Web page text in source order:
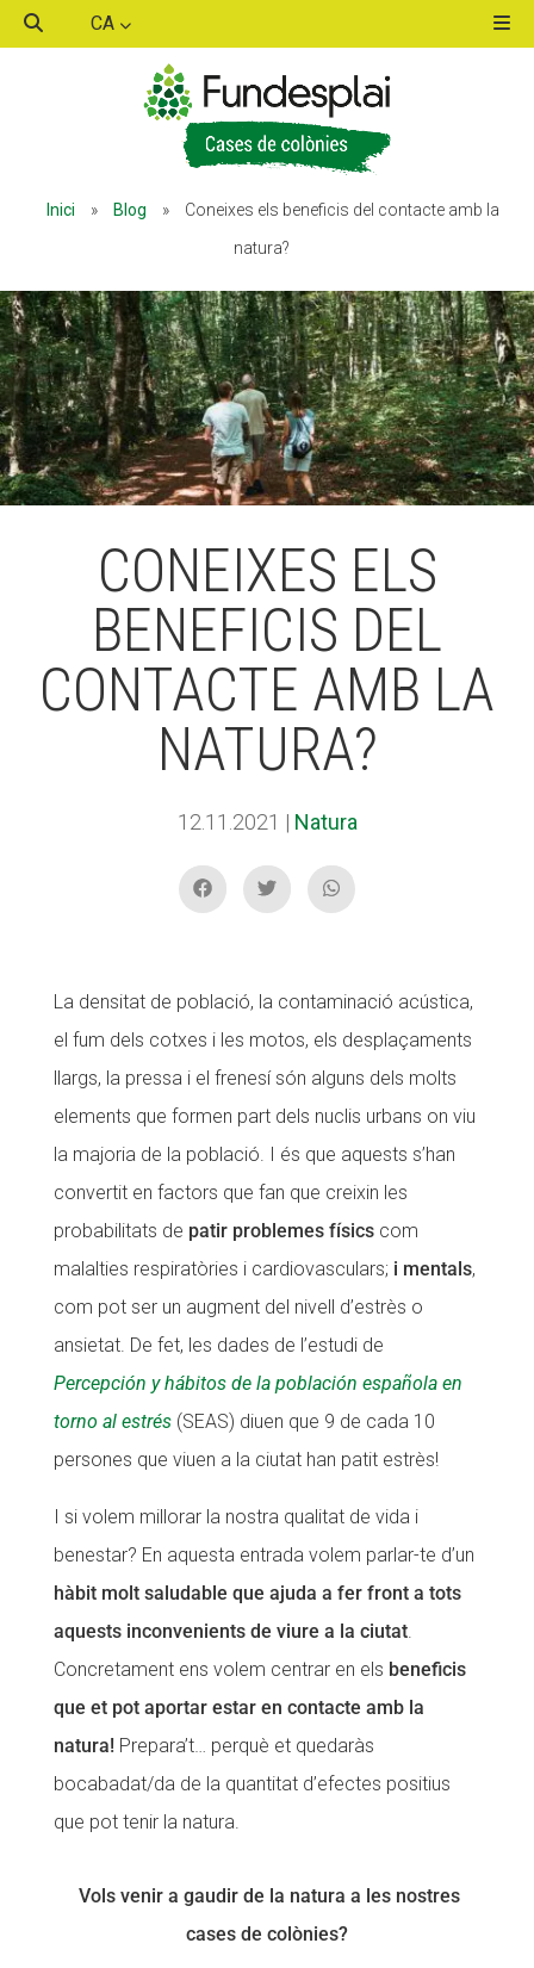
CA
Inici » Blog »
Coneixes els beneficis del contacte amb la
natura?
CONEIXES ELS
BENEFICIS DEL
CONTACTE AMB LA
NATURA?
12.11.2021 | Natura
La densitat de població, la contaminació acústica,
el fum dels cotxes i les motos, els desplaçaments
llargs, la pressa i el frenesí són alguns dels molts
elements que formen part dels nuclis urbans on viu
la majoria de la població. I és que aquests s’han
convertit en factors que fan que creixin les
probabilitats de patir problemes físicscom
malalties respiratòries i cardiovasculars; i mentals,
com pot ser un augment del nivell d’estrès o
ansietat. De fet, les dades de l’estudi de
Percepción y hábitos de la población española en
torno al estrés(SEAS) diuen que 9 de cada 10
persones que viuen a la ciutat han patit estrès!
I si volem millorar la nostra qualitat de vida i
benestar? En aquesta entrada volem parlar-te d’un
hàbit molt saludable que ajuda a fer front a tots
aquests inconvenients de viure a la ciutat.
Concretament ens volem centrar en els beneficis
que et pot aportar estar en contacte amb la
natura! Prepara’t… perquè et quedaràs
bocabadat/da de la quantitat d’efectes positius
que pot tenir la natura.
Vols venir a gaudir de la natura a les nostres
cases de colònies?
ACTIVITATS D'ESTIU
MÓN ESCOLAR
ALBERG CENTRE ESPLAI
FORMACIÓ
ACCIÓ SOCIAL I JOVES
ESPLAIS
SUPORT TERCER SECTOR
CONEIX FUNDESPLAI
La Fundació
Els comptes clars
Memòria d'activitats
Proposta educativa
ACTUALITAT
Notícies
Butlletins
Diari de la Fundació
Fundesplai als mitjans
COL·LABORA
Treballa amb nosaltres
ACTIVITATS D'ESTIU
MÓN ESCOLAR
ALBERG CENTRE ESPLAI
FORMACIÓ
ACCIÓ SOCIAL I JOVES
ESPLAIS
SUPORT TERCER SECTOR
CONEIX FUNDESPLAI
La Fundació
Els comptes clars
Memòria d'activitats
Proposta educativa
ACTUALITAT
Notícies
Butlletins
Diari de la Fundació
Fundesplai als mitjans
COL·LABORA
Treballa amb nosaltres